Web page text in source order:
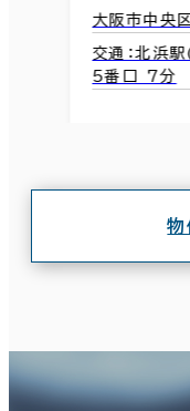
大阪市中央
交通：北浜
5番口 7分
物